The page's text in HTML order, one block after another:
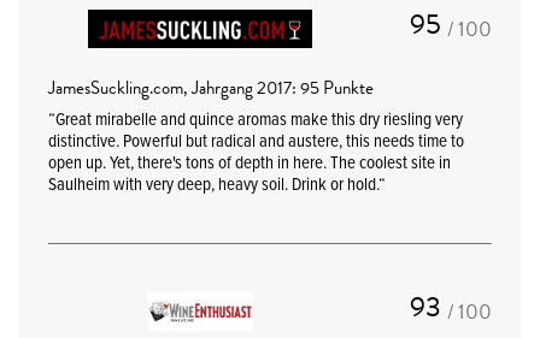
95 / 100
JamesSuckling.com, Jahrgang 2017: 95 Punkte
“Great mirabelle and quince aromas make this dry riesling very
distinctive. Powerful but radical and austere, this needs time to
open up. Yet, there's tons of depth in here. The coolest site in
Saulheim with very deep, heavy soil. Drink or hold.“
93 / 100